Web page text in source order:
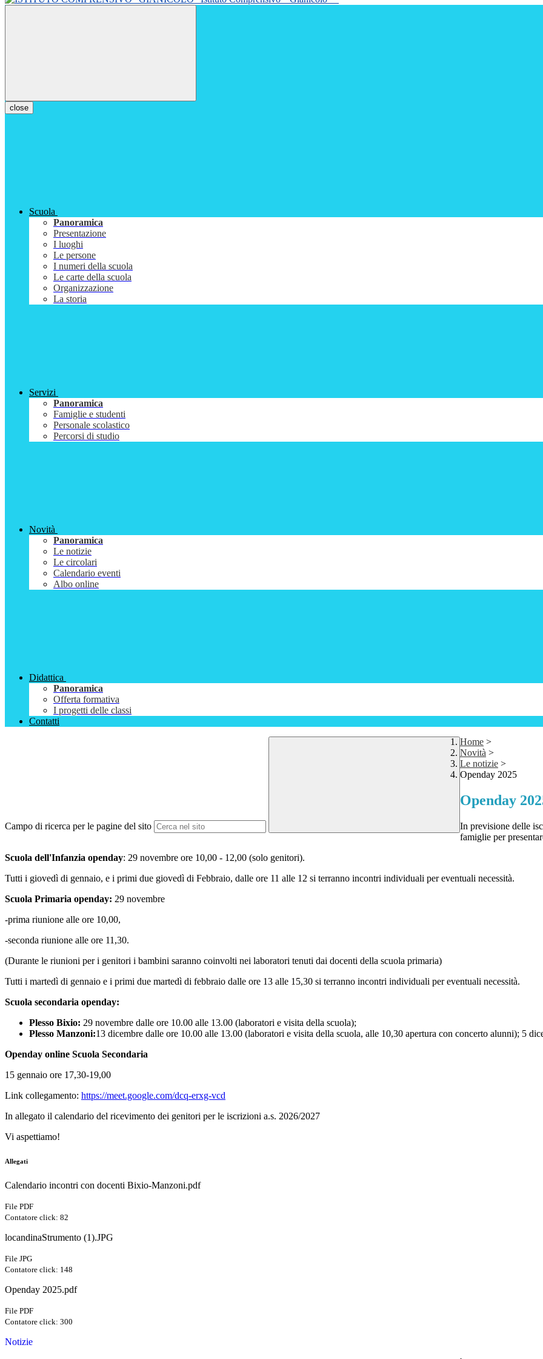
close
Scuola
Panoramica
Presentazione
I luoghi
Le persone
I numeri della scuola
Le carte della scuola
Organizzazione
La storia
Servizi
Panoramica
Famiglie e studenti
Personale scolastico
Percorsi di studio
Novità
Panoramica
Le notizie
Le circolari
Calendario eventi
Albo online
Didattica
Panoramica
Offerta formativa
I progetti delle classi
Contatti
Campo di ricerca per le pagine del sito
Home >
Novità >
Le notizie >
Openday 2025
Openday
In previsione delle
famiglie per
Scuola dell'Infanzia openday: 29 novembre ore 10,00 - 12,00 (solo genitori).
Tutti i giovedì di gennaio, e i primi due giovedì di Febbraio, dalle ore 11 alle 12 si terranno incontri individuali per eventuali necessità.
Scuola Primaria openday: 29 novembre
-prima riunione alle ore 10,00,
-seconda riunione alle ore 11,30.
(Durante le riunioni per i genitori i bambini saranno coinvolti nei laboratori tenuti dai docenti della scuola primaria)
Tutti i martedì di gennaio e i primi due martedì di febbraio dalle ore 13 alle 15,30 si terranno incontri individuali per eventuali necessità.
Scuola secondaria openday:
Plesso Bixio: 29 novembre dalle ore 10.00 alle 13.00 (laboratori e visita della scuola);
Plesso Manzoni:13 dicembre dalle ore 10.00 alle 13.00 (laboratori e visita della scuola, alle 10,30 apertura con concerto alunni); 5
Openday online Scuola Secondaria
15 gennaio ore 17,30-19,00
Link collegamento: https://meet.google.com/dcq-erxg-vcd
In allegato il calendario del ricevimento dei genitori per le iscrizioni a.s. 2026/2027
Vi aspettiamo!
Allegati
Calendario incontri con docenti Bixio-Manzoni.pdf
File PDF
Contatore click: 82
locandinaStrumento (1).JPG
File JPG
Contatore click: 148
Openday 2025.pdf
File PDF
Contatore click: 300
Notizie